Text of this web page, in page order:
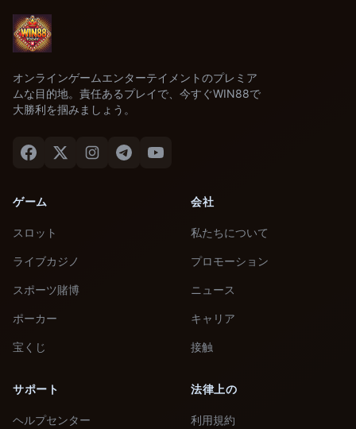
オンラインゲームエンターテイメントのプレミア
ムな目的地。責任あるプレイで、今すぐWIN88で
大勝利を掴みましょう。
ゲーム
スロット
ライブカジノ
スポーツ賭博
ポーカー
宝くじ
会社
私たちについて
プロモーション
ニュース
キャリア
接触
サポート
ヘルプセンター
法律上の
利用規約